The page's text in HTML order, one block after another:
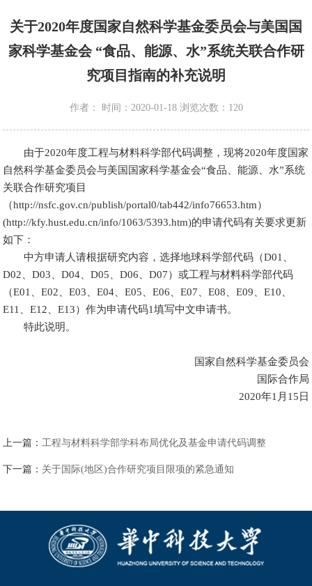
关于2020年度国家自然科学基金委员会与美国国
家科学基金会 “食品、能源、水”系统关联合作研
究项目指南的补充说明
作者： 时间：2020-01-18 浏览次数： 120
由于2020年度工程与材料科学部代码调整，现将2020年度国家
自然科学基金委员会与美国国家科学基金会“食品、能源、水”系统
关联合作研究项目
（http://nsfc.gov.cn/publish/portal0/tab442/info76653.htm）
(http://kfy.hust.edu.cn/info/1063/5393.htm)的申请代码有关要求更新
如下：
中方申请人请根据研究内容，选择地球科学部代码（D01、
D02、D03、D04、D05、D06、D07）或工程与材料科学部代码
（E01、E02、E03、E04、E05、E06、E07、E08、E09、E10、
E11、E12、E13）作为申请代码1填写中文申请书。
特此说明。
国家自然科学基金委员会
国际合作局
2020年1月15日
上一篇：工程与材料科学部学科布局优化及基金申请代码调整
下一篇： 关于国际(地区)合作研究项目限项的紧急通知